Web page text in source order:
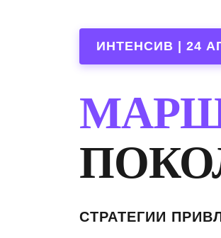
ИНТЕНСИВ | 24
СТРАТЕГИИ